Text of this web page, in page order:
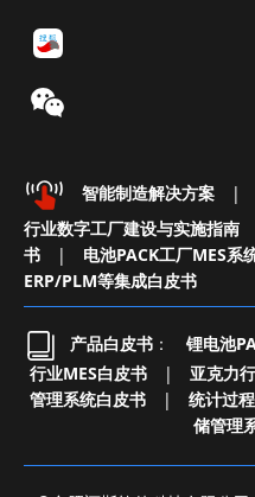
智能制造解决方案 |
行业数字工厂建设与实施指南
书
| 电池PACK工厂MES系
ERP/PLM等集成白皮书
产品白皮书 ： 锂电池
行业MES白皮书
| 亚克力
管理系统白皮书
| 统计过
储管理